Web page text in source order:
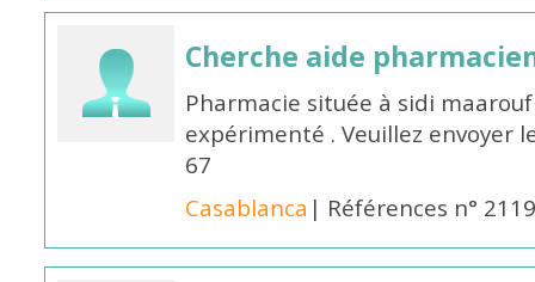
Cherche aide
Pharmacie située à sidi
expérimenté . Veuillez envoyer
67
Casablanca | Références n°